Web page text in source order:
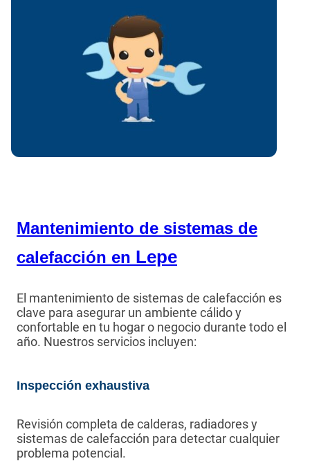
Mantenimiento de sistemas de
calefacción en Lepe
El mantenimiento de sistemas de calefacción es
clave para asegurar un ambiente cálido y
confortable en tu hogar o negocio durante todo el
año. Nuestros servicios incluyen:
Inspección exhaustiva
Revisión completa de calderas, radiadores y
sistemas de calefacción para detectar cualquier
problema potencial.